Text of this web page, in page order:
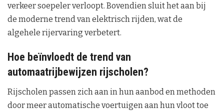
verkeer soepeler verloopt. Bovendien sluit het aan bij
de moderne trend van elektrisch rijden, wat de
algehele rijervaring verbetert.
Hoe beïnvloedt de trend van
automaatrijbewijzen rijscholen?
Rijscholen passen zich aan in hun aanbod en methoden
door meer automatische voertuigen aan hun vloot toe